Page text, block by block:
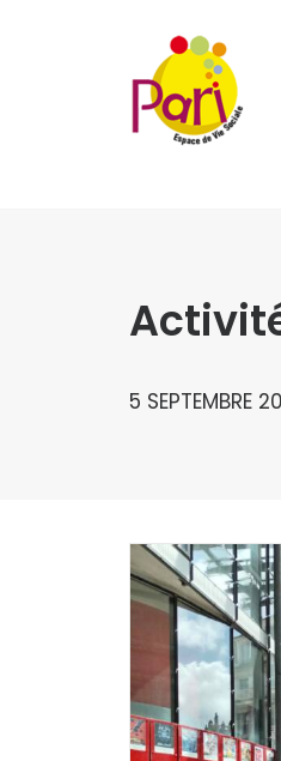
5 SEPTEMBRE